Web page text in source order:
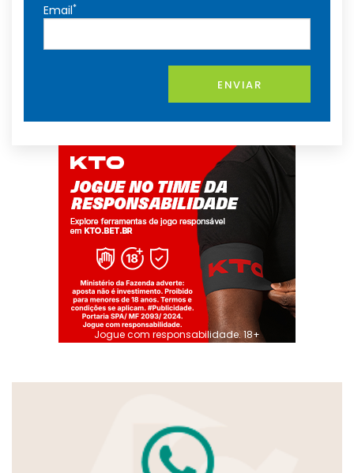
Email*
ENVIAR
Jogue com responsabilidade. 18+